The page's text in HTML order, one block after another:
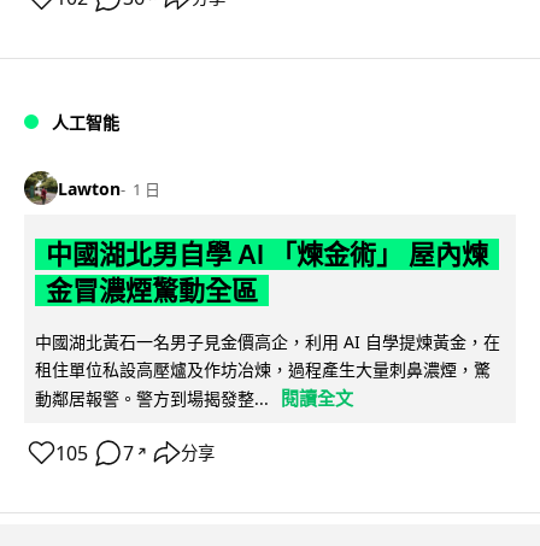
人工智能
Lawton 1 日
中國湖北男自學 AI 「煉金術」 屋內煉
金冒濃煙驚動全區
中國湖北黃石一名男子見金價高企，利用 AI 自學提煉黃金，在
租住單位私設高壓爐及作坊冶煉，過程產生大量刺鼻濃煙，驚
動鄰居報警。警方到場揭發整...
閱讀全文
105 7 ↗ 分享